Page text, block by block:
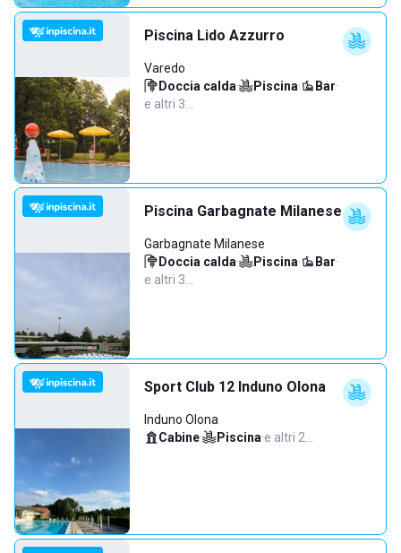
Piscina Lido Azzurro
Varedo
Doccia calda· Piscina· Bar·
e altri 3…
Piscina Garbagnate Milanese
Garbagnate Milanese
Doccia calda· Piscina· Bar·
e altri 3…
Sport Club 12 Induno Olona
Induno Olona
Cabine· Piscina·e altri 2…